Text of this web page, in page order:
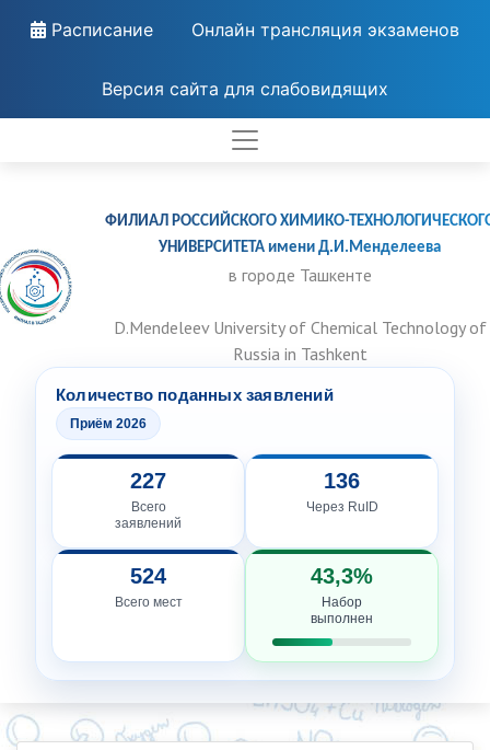
Расписание Онлайн трансляция экзаменов
Версия сайта для слабовидящих
ФИЛИАЛ РОССИЙСКОГО ХИМИКО-
УНИВЕРСИТЕТА имени Д.И.Менделеева
в городе Ташкенте
D.Mendeleev University of Chemical Technology of
Russia in Tashkent
Количество поданных заявлений
Приём 2026
227
Всего
заявлений
136
Через RuID
524
Всего мест
43,3%
Набор
выполнен